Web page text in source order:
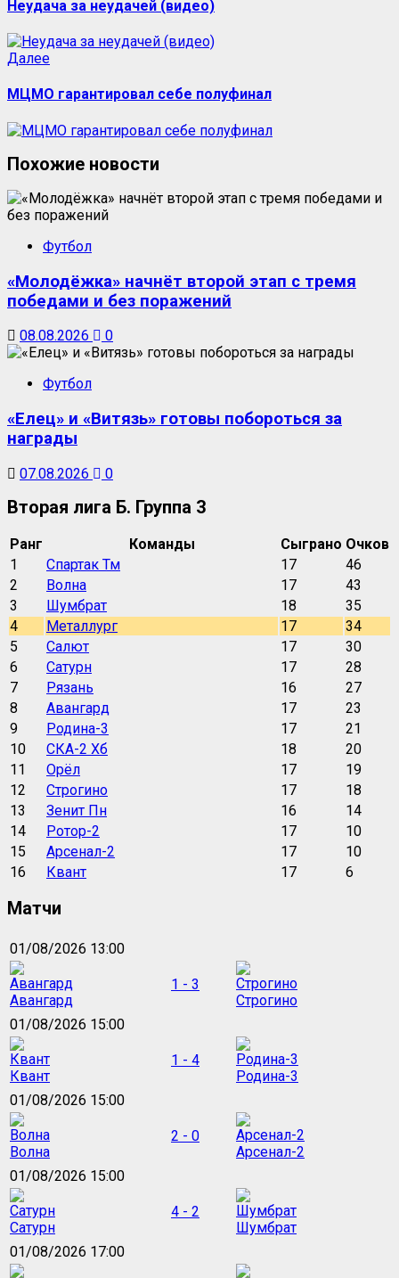
Неудача за неудачей (видео)
ДалееСледующая
МЦМО гарантировал себе полуфинал
Похожие новости
Футбол
«Молодёжка» начнёт второй этап с тремя
победами и без поражений
08.08.2026 0
Футбол
«Елец» и «Витязь» готовы побороться за
награды
07.08.2026 0
Вторая лига Б. Группа 3
Ранг Команды Сыграно Очков
1
Спартак Тм 17
46
2
Волна 17
43
3
Шумбрат 18
35
4
Металлург 17
34
5
Салют 17
30
6
Сатурн 17
28
7
Рязань 16
27
8
Авангард 17
23
9
Родина-3 17
21
10
СКА-2 Хб 18
20
11
Орёл 17
19
12
Строгино 17
18
13
Зенит Пн 16
14
14
Ротор-2 17
10
15
Арсенал-2 17
10
16
Квант 17 6
Матчи
01/08/2026 13:00
Авангард
1 - 3
Строгино
01/08/2026 15:00
Квант
1 - 4
Родина-3
01/08/2026 15:00
Волна
2 - 0
Арсенал-2
01/08/2026 15:00
Сатурн
4 - 2
Шумбрат
01/08/2026 17:00